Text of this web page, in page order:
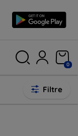
0
Filtre